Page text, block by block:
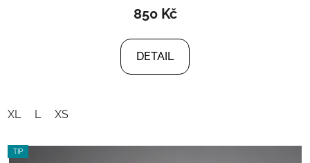
850 Kč
DETAIL
XL L XS
TIP